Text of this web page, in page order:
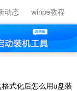
动态 winpe教程
式化后怎么用u盘装